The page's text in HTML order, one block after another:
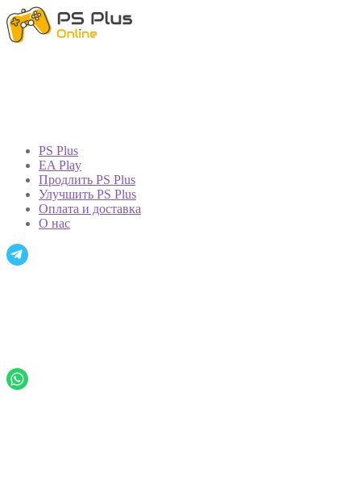
PS Plus
EA Play
Продлить PS Plus
Улучшить PS Plus
Оплата и доставка
О нас